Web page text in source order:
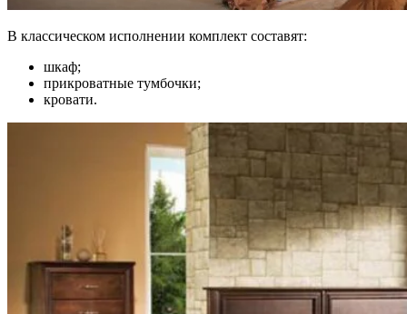
В классическом исполнении комплект составят:
шкаф;
прикроватные тумбочки;
кровати.